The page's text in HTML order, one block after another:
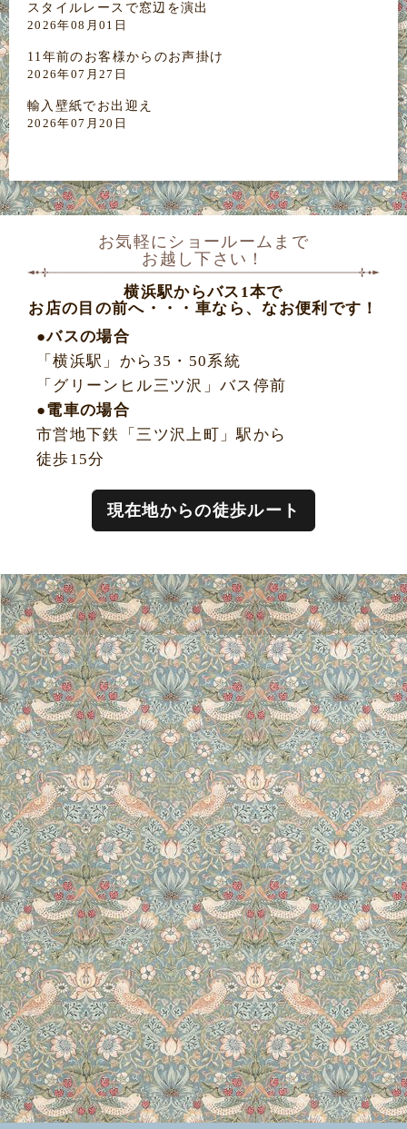
スタイルレースで窓辺を演出
2026年08月01日
11年前のお客様からのお声掛け
2026年07月27日
輸入壁紙でお出迎え
2026年07月20日
お気軽にショールームまで
お越し下さい！
横浜駅からバス1本で
お店の目の前へ・・・車なら、なお便利です！
●バスの場合
「横浜駅」から35・50系統
「グリーンヒル三ツ沢」バス停前
●電車の場合
市営地下鉄「三ツ沢上町」駅から
徒歩15分
現在地からの徒歩ルート